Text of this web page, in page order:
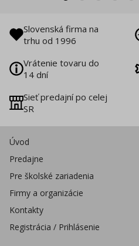
Slovenská firma na
trhu od 1996
Vrátenie tovaru do
14 dní
Sieť predajní po celej
SR
Úvod
Predajne
Pre školské zariadenia
Firmy a organizácie
Kontakty
Registrácia / Prihlásenie